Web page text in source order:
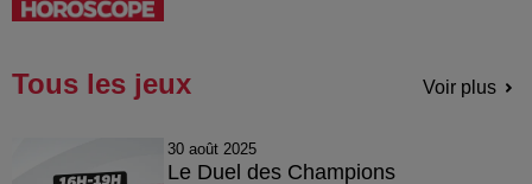
Tous les jeux Voir plus
30 août 2025
Le Duel des Champions